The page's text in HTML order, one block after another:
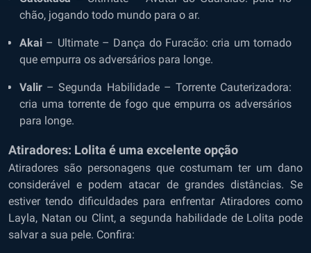
chão, jogando todo mundo para o ar.
Akai – Ultimate – Dança do Furacão: cria um tornado
que empurra os adversários para longe.
Valir – Segunda Habilidade – Torrente Cauterizadora:
cria uma torrente de fogo que empurra os adversários
para longe.
Atiradores: Lolita é uma excelente opção
Atiradores são personagens que costumam ter um dano
considerável e podem atacar de grandes distâncias. Se
estiver tendo dificuldades para enfrentar Atiradores como
Layla, Natan ou Clint, a segunda habilidade de Lolita pode
salvar a sua pele. Confira: